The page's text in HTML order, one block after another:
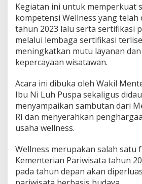
Kegiatan ini untuk memperkuat
kompetensi Wellness yang
tahun 2023 lalu serta sertifikasi
melalui lembaga sertifikasi
meningkatkan mutu layanan
kepercayaan wisatawan.
Acara ini dibuka oleh Wakil
Ibu Ni Luh Puspa sekaligus
menyampaikan sambutan dari
RI dan menyerahkan
usaha wellness.
Wellness merupakan salah satu
Kementerian Pariwisata tahun
pada tahun depan akan